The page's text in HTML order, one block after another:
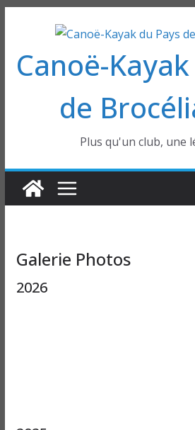
contenu
Canoë-
de
Plus qu'un club, une
Galerie Photos
2026